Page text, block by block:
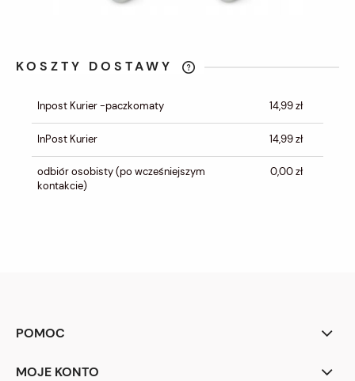
KOSZTY DOSTAWY
KOSZTÓW PŁATNOŚCI
Inpost Kurier -paczkomaty 14,99 zł
InPost Kurier 14,99 zł
odbiór osobisty(po wcześniejszym
kontakcie)
0,00 zł
POMOC
MOJE KONTO